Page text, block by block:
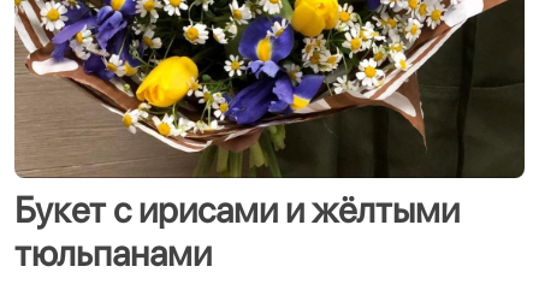
Букет с ирисами и жёлтыми
тюльпанами